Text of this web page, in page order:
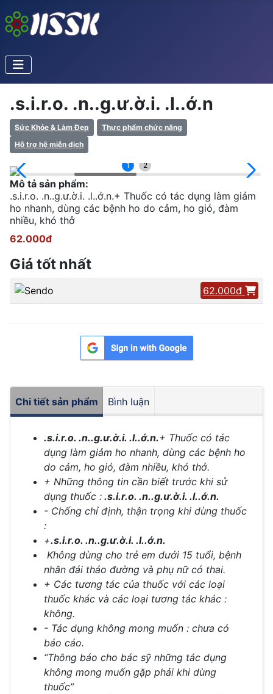
.s.i.r.o. .n..g.ư.ờ.i. .l..ớ.n
Sức Khỏe & Làm Đẹp
Thực phẩm chức năng
Hỗ trợ hệ miễn dịch
1 2
Mô tả sản phẩm:
.s.i.r.o. .n..g.ư.ờ.i. .l..ớ.n.+ Thuốc có tác dụng làm giảm
ho nhanh, dùng các bệnh ho do cảm, ho gió, đàm
nhiều, khó thở
62.000đ
Giá tốt nhất
62.000đ
Chi tiết sản phẩm Bình luận
.s.i.r.o. .n..g.ư.ờ.i. .l..ớ.n.+ Thuốc có tác
dụng làm giảm ho nhanh, dùng các bệnh ho
do cảm, ho gió, đàm nhiều, khó thở.
+ Những thông tin cần biết trước khi sử
dụng thuốc : .s.i.r.o. .n..g.ư.ờ.i. .l..ớ.n.
- Chống chỉ định, thận trọng khi dùng thuốc
:
+.s.i.r.o. .n..g.ư.ờ.i. .l..ớ.n.
Không dùng cho trẻ em dưới 15 tuổi, bệnh
nhân đái tháo đường và phụ nữ có thai.
+ Các tương tác của thuốc với các loại
thuốc khác và các loại tương tác khác :
không.
- Tác dụng không mong muốn : chưa có
báo cáo.
“Thông báo cho bác sỹ những tác dụng
không mong muốn gặp phải khi dùng
thuốc”